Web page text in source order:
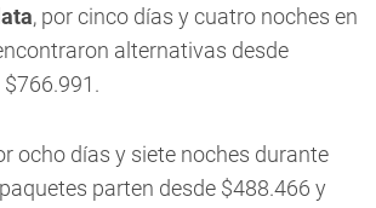
, por cinco días y cuatro noches en
alternativas desde
ocho días y siete noches durante
parten desde $488.466 y